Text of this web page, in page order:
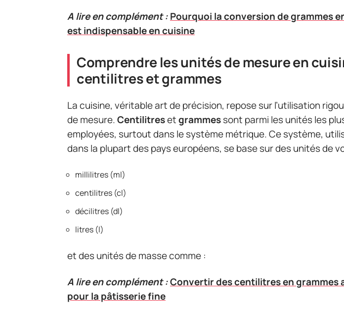
A lire en complément :Pourquoi la conversion de grammes
est indispensable en cuisine
Comprendre les unités de mesure en
centilitres et grammes
La cuisine, véritable art de précision, repose sur l’utilisation
de mesure.Centilitresetgrammessont parmi les unités les
employées, surtout dans le système métrique. Ce système,
dans la plupart des pays européens, se base sur des unités de
millilitres (ml)
centilitres (cl)
décilitres (dl)
litres (l)
et des unités de masse comme :
A lire en complément :Convertir des centilitres en grammes
pour la pâtisserie fine